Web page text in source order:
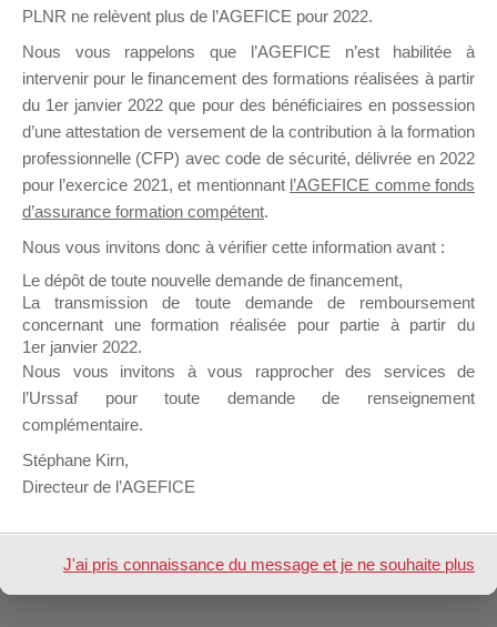
il y a 9 mois
Profil Groupes 0 Forums
Inscription
Nom &
Prénom
GROBOST François
Design de
PLNR ne relèvent plus de l’AGEFICE pour 2022.
Nous vous rappelons que l’AGEFICE n’est habilitée à
intervenir pour le financement des formations réalisées à partir
du 1er janvier 2022 que pour des bénéficiaires en possession
d’une attestation de versement de la contribution à la formation
professionnelle (CFP) avec code de sécurité, délivrée en 2022
pour l’exercice 2021, et mentionnant l’AGEFICE comme fonds
d’assurance formation compétent.
Nous vous invitons donc à vérifier cette information avant :
Le dépôt de toute nouvelle demande de financement,
La transmission de toute demande de remboursement
concernant une formation réalisée pour partie à partir du
1er janvier 2022.
Nous vous invitons à vous rapprocher des services de
l’Urssaf pour toute demande de renseignement
complémentaire.
Stéphane Kirn,
Directeur de l’AGEFICE
J'ai pris connaissance du message et je ne souhaite plus